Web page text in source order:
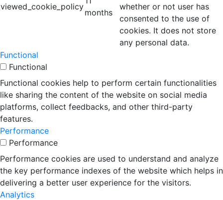
viewed_cookie_policy
months
whether or not user has
consented to the use of
cookies. It does not store
any personal data.
Functional
Functional
Functional cookies help to perform certain functionalities
like sharing the content of the website on social media
platforms, collect feedbacks, and other third-party
features.
Performance
Performance
Performance cookies are used to understand and analyze
the key performance indexes of the website which helps in
delivering a better user experience for the visitors.
Analytics